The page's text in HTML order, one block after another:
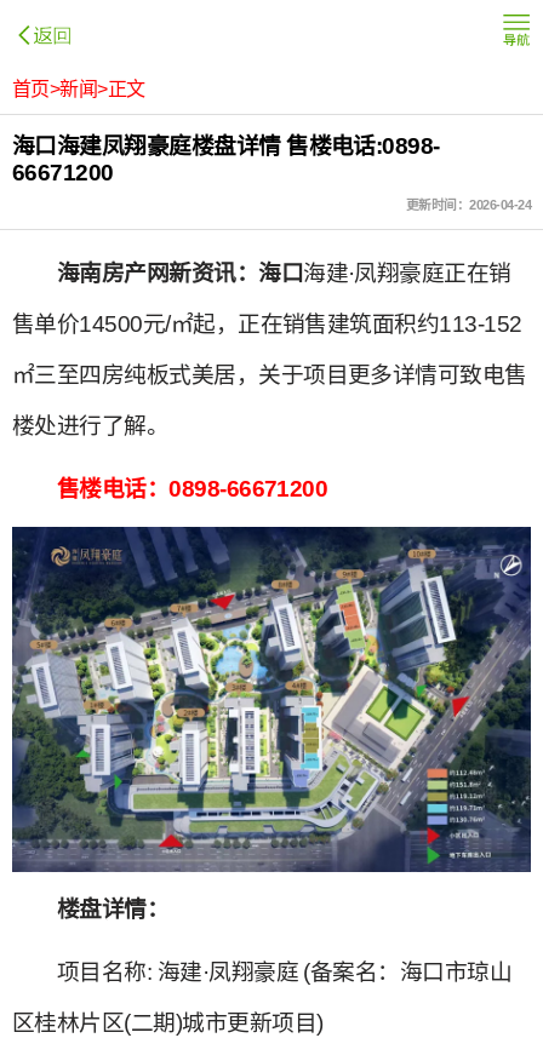
首页>新闻>正文
海口海建凤翔豪庭楼盘详情 售楼电话:0898-
66671200
更新时间：2026-04-24
海南房产网新资讯：海口海建·凤翔豪庭正在销
售单价14500元/㎡起，正在销售建筑面积约113-152
㎡三至四房纯板式美居，关于项目更多详情可致电售
楼处进行了解。
售楼电话：0898-66671200
楼盘详情：
项目名称‌: 海建·凤翔豪庭 (备案名：海口市琼山
区桂林片区(二期)城市更新项目)‌